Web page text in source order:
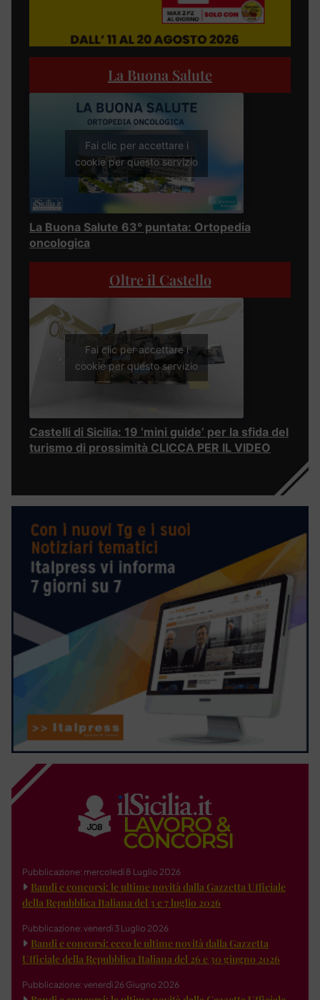
La Buona Salute
Fai clic per accettare i
cookie per questo servizio
La Buona Salute 63° puntata: Ortopedia
oncologica
Oltre il Castello
Fai clic per accettare i
cookie per questo servizio
Castelli di Sicilia: 19 ‘mini guide’ per la sfida del
turismo di prossimità CLICCA PER IL VIDEO
Pubblicazione: mercoledì 8 Luglio 2026
Bandi e concorsi: le ultime novità dalla Gazzetta Ufficiale
della Repubblica Italiana del 3 e 7 luglio 2026
Pubblicazione: venerdì 3 Luglio 2026
Bandi e concorsi: ecco le ultime novità dalla Gazzetta
Ufficiale della Repubblica Italiana del 26 e 30 giugno 2026
Pubblicazione: venerdì 26 Giugno 2026